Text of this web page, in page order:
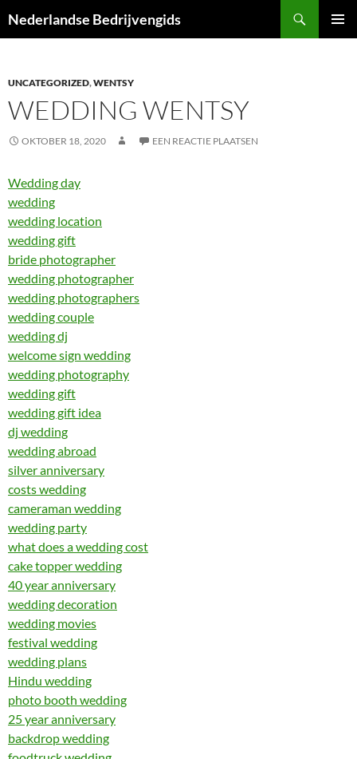
naar
Nederlandse Bedrijvengids
UNCATEGORIZED,WENTSY
WEDDING WENTSY
OKTOBER 18, 2020 EEN REACTIE PLAATSEN
Wedding day
wedding
wedding location
wedding gift
bride photographer
wedding photographer
wedding photographers
wedding couple
wedding dj
welcome sign wedding
wedding photography
wedding gift
wedding gift idea
dj wedding
wedding abroad
silver anniversary
costs wedding
cameraman wedding
wedding party
what does a wedding cost
cake topper wedding
40 year anniversary
wedding decoration
wedding movies
festival wedding
wedding plans
Hindu wedding
photo booth wedding
25 year anniversary
backdrop wedding